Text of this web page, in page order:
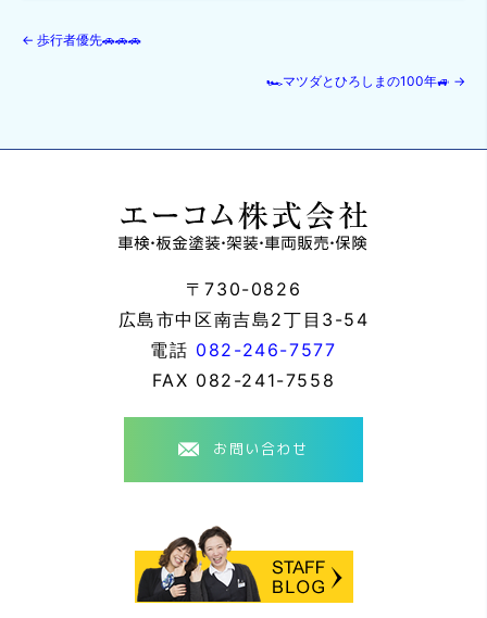
← 歩行者優先🚗🚗🚗
🏎マツダとひろしまの100年🚙 →
〒730-0826
広島市中区南吉島2丁目3-54
電話 082-246-7577
FAX 082-241-7558
お問い合わせ